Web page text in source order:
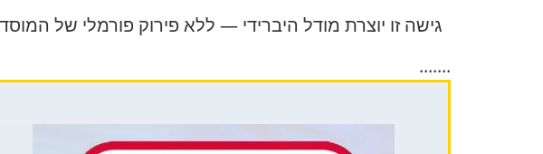
גישה זו יוצרת מודל היברידי — ללא פירוק פורמלי של
.......